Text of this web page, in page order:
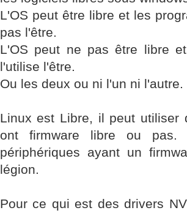
L'OS peut être libre et les
pas l'être.
L'OS peut ne pas être libre
l'utilise l'être.
Ou les deux ou ni l'un ni l'autre.
Linux est Libre, il peut utiliser
ont firmware libre ou pas.
périphériques ayant un
légion.
Pour ce qui est des drivers